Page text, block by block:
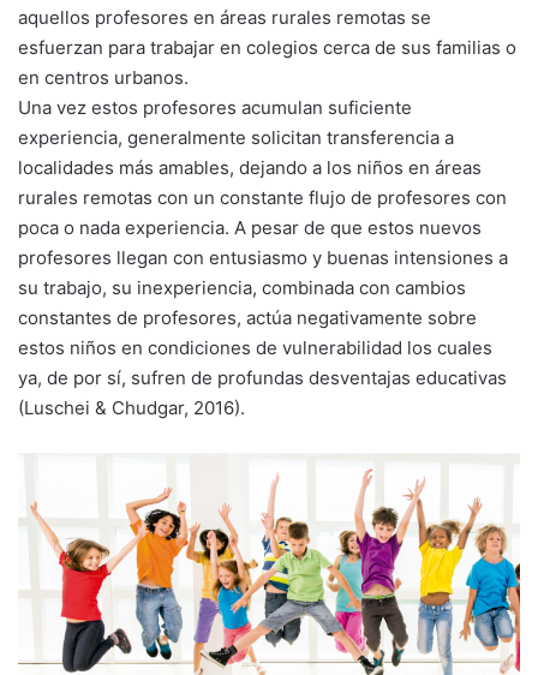
aquellos profesores en áreas rurales remotas se
esfuerzan para trabajar en colegios cerca de sus familias o
en centros urbanos.
Una vez estos profesores acumulan suficiente
experiencia, generalmente solicitan transferencia a
localidades más amables, dejando a los niños en áreas
rurales remotas con un constante flujo de profesores con
poca o nada experiencia. A pesar de que estos nuevos
profesores llegan con entusiasmo y buenas intensiones a
su trabajo, su inexperiencia, combinada con cambios
constantes de profesores, actúa negativamente sobre
estos niños en condiciones de vulnerabilidad los cuales
ya, de por sí, sufren de profundas desventajas educativas
(Luschei & Chudgar, 2016).